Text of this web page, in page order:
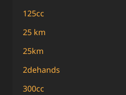
125cc
25 km
25km
2dehands
300cc